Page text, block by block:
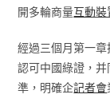
開多輪商量互動裝
經過三個月第一
認可中國綠證，
準，明確企記者會